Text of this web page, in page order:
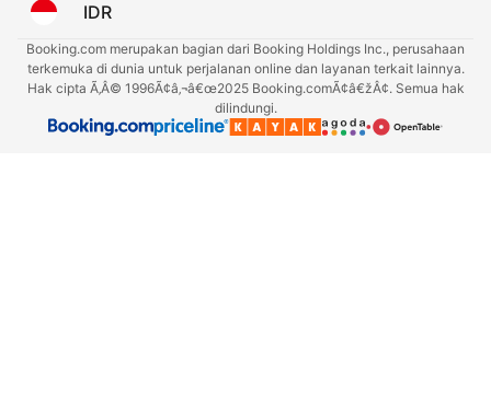
IDR
Booking.com merupakan bagian dari Booking Holdings Inc., perusahaan
terkemuka di dunia untuk perjalanan online dan layanan terkait lainnya.
Hak cipta Ã‚Â© 1996Ã¢â‚¬â€œ2025 Booking.comÃ¢â€žÂ¢. Semua hak
dilindungi.